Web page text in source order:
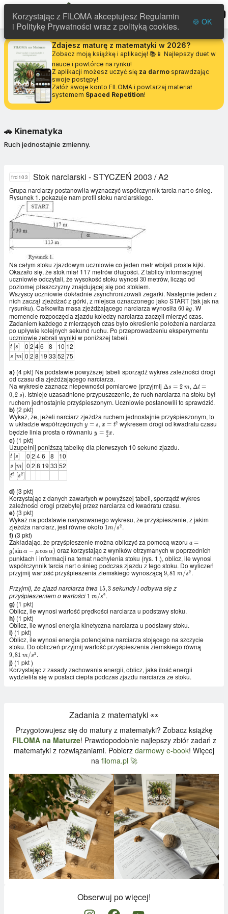
menu FILOMA
Zdajesz maturę z matematyki w 2026?
Zobacz moją książkę i aplikację! 📚📱 Najlepszy duet w
nauce i powtórce na rynku!
Z aplikacji możesz uczyć się za darmo sprawdzając
swoje postępy!
Załóż swoje konto FILOMA i powtarzaj materiał
systemem Spaced Repetition!
🚗 Kinematyka
Ruch jednostajnie zmienny.
frd103 Stok narciarski - STYCZEŃ 2003 / A2
Grupa narciarzy postanowiła wyznaczyć współczynnik tarcia nart o śnieg.
Rysunek 1. pokazuje nam profil stoku narciarskiego.
Na całym stoku zjazdowym uczniowie co jeden metr wbijali proste kijki.
Okazało się, że stok miał 117 metrów długości. Z tablicy informacyjnej
uczniowie odczytali, że wysokość stoku wynosi 30
30 metrów, licząc od
poziomej płaszczyzny znajdującej się pod stokiem.
Wszyscy uczniowie dokładnie zsynchronizowali zegarki. Następnie jeden z
nich zaczął zjeżdżać z górki, z miejsca oznaczonego jako START (tak jak na
rysunku). Całkowita masa zjeżdżającego narciarza wynosiła 60
\
kg
60 kg. W
momencie rozpoczęcia zjazdu koledzy narciarza zaczęli mierzyć czas.
Zadaniem każdego z mierzących czas było określenie położenia narciarza
po upływie kolejnych sekund ruchu. Po przeprowadzeniu eksperymentu
uczniowie zebrali wyniki w poniższej tabeli.
t
\
[s]
t s 0 2 46 8 10 12
s \
[m]
s m 0 2 8 19 33 52 75
a) (4 pkt) Na podstawie powyższej tabeli sporządź wykres zależności drogi
od czasu dla zjeżdżającego narciarza.
Na wykresie zaznacz niepewności pomiarowe (przyjmij \Delta
s = 2
\ m
Δs = 2 m, \Delta
t =
0,2 \ s
Δt =
0,2 s). Istnieje uzasadnione przypuszczenie, że ruch narciarza na stoku był
ruchem jednostajnie przyśpieszonym. Uczniowie postanowili to sprawdzić.
b) (2 pkt)
Wykaż, że, jeżeli narciarz zjeżdża ruchem jednostajnie przyśpieszonym, to
w układzie współrzędnychy
=
y = s,x
=
t^2
x = t2 wykresem drogi od kwadratu czasu
będzie linia prosta o równaniu y =
{2}x
y = 2
ax.
c) (1 pkt)
Uzupełnij poniższą tabelkę dla pierwszych 10 sekund zjazdu.
t
\
[s]
t s 0 2 46 8 10
s \
[m]
s m 0 2 8 19 33 52
t^2
\
[s^2]
t2 s2
d) (3 pkt)
Korzystając z danych zawartych w powyższej tabeli, sporządź wykres
zależności drogi przebytej przez narciarza od kwadratu czasu.
e) (3 pkt)
Wykaż na podstawie narysowanego wykresu, że przyśpieszenie, z jakim
zjeżdża narciarz, jest równe około11m/s2 .
f) (3 pkt)
Zakładając, że przyśpieszenie można obliczyć za pomocą wzoru a =
g(\sin\alpha
- \mu
\cos\alpha)
a =
g(sin α − μcosα) oraz korzystając z wyników otrzymanych w poprzednich
punktach i informacji na temat nachylenia stoku (rys. 1.), oblicz, ile wynosi
współczynnik tarcia nart o śnieg podczas zjazdu z tego stoku. Do wyliczeń
przyjmij wartość przyśpieszenia ziemskiego wynoszącą 9,81 \
9,81 m/s2 .
Przyjmij, że zjazd narciarza trwa 15,3
15,3 sekundy i odbywa się z
przyśpieszeniem o wartości 1 \
1 m/s2 .
g) (1 pkt)
Oblicz, ile wynosi wartość prędkości narciarza u podstawy stoku.
h) (1 pkt)
Oblicz, ile wynosi energia kinetyczna narciarza u podstawy stoku.
i) (1 pkt)
Oblicz, ile wynosi energia potencjalna narciarza stojącego na szczycie
stoku. Do obliczeń przyjmij wartość przyśpieszenia ziemskiego równą
9,81 m/s2 .
j) (1 pkt )
Korzystając z zasady zachowania energii, oblicz, jaka ilość energii
wydzieliła się w postaci ciepła podczas zjazdu narciarza ze stoku.
Zadania z matematyki 👀
Przygotowujesz się do matury z matematyki? Zobacz książkę
FILOMA na Maturze! Prawdopodobnie najlepszy zbiór zadań z
matematyki z rozwiązaniami. Pobierz darmowy e-book! Więcej
na filoma.pl 🚀
Obserwuj po więcej!
Korzystając z FILOMA akceptujesz Regulamin
i Politykę Prywatności wraz z polityką cookies.
🍪 OK